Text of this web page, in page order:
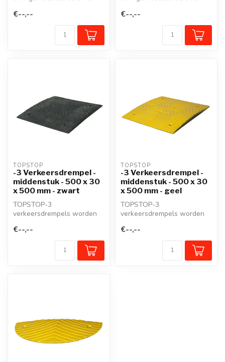
verzeker...
€--,--
verzeker...
€--,--
TOPSTOP
-3 Verkeersdrempel -
middenstuk - 500 x 30
x 500 mm - zwart
TOPSTOP-3
verkeersdrempels worden
gebruikt voor het...
€--,--
TOPSTOP
-3 Verkeersdrempel -
middenstuk - 500 x 30
x 500 mm - geel
TOPSTOP-3
verkeersdrempels worden
gebruikt voor het...
€--,--